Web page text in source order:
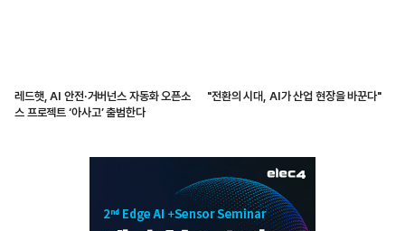
레드햇, AI 안전·거버넌스 자동화 오픈소
스 프로젝트 ‘아사고’ 출범한다
"전환의 시대, AI가 산업 현장을 바꾼다"